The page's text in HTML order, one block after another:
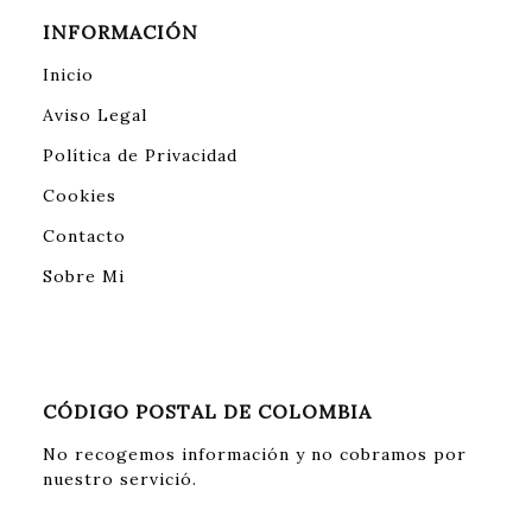
INFORMACIÓN
Inicio
Aviso Legal
Política de Privacidad
Cookies
Contacto
Sobre Mi
CÓDIGO POSTAL DE COLOMBIA
No recogemos información y no cobramos por
nuestro servició.